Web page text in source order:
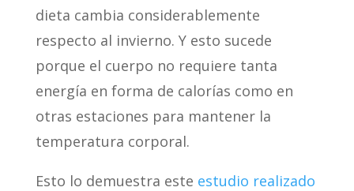
dieta cambia considerablemente
respecto al invierno. Y esto sucede
porque el cuerpo no requiere tanta
energía en forma de calorías como en
otras estaciones para mantener la
temperatura corporal.
Esto lo demuestra este estudio realizado